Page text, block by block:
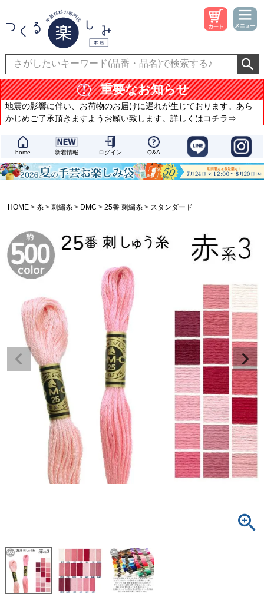
重要なお知らせ
地震の影響に伴い、お荷物のお届けに遅れが生じております。あら
かじめご了承頂きますようお願い致します。詳しくはコチラ⇒
home 新着情報 ログイン Q&A
HOME 糸 刺繍糸 DMC 25番 刺繍糸 スタンダード